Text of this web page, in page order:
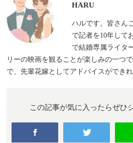
HARU
ハルです。皆さん
で記者を10年して
で結婚専属ライタ
リーの映画を観ることが楽しみの一つ
で、先輩花嫁としてアドバイスができれ
この記事が気に入ったらぜひ